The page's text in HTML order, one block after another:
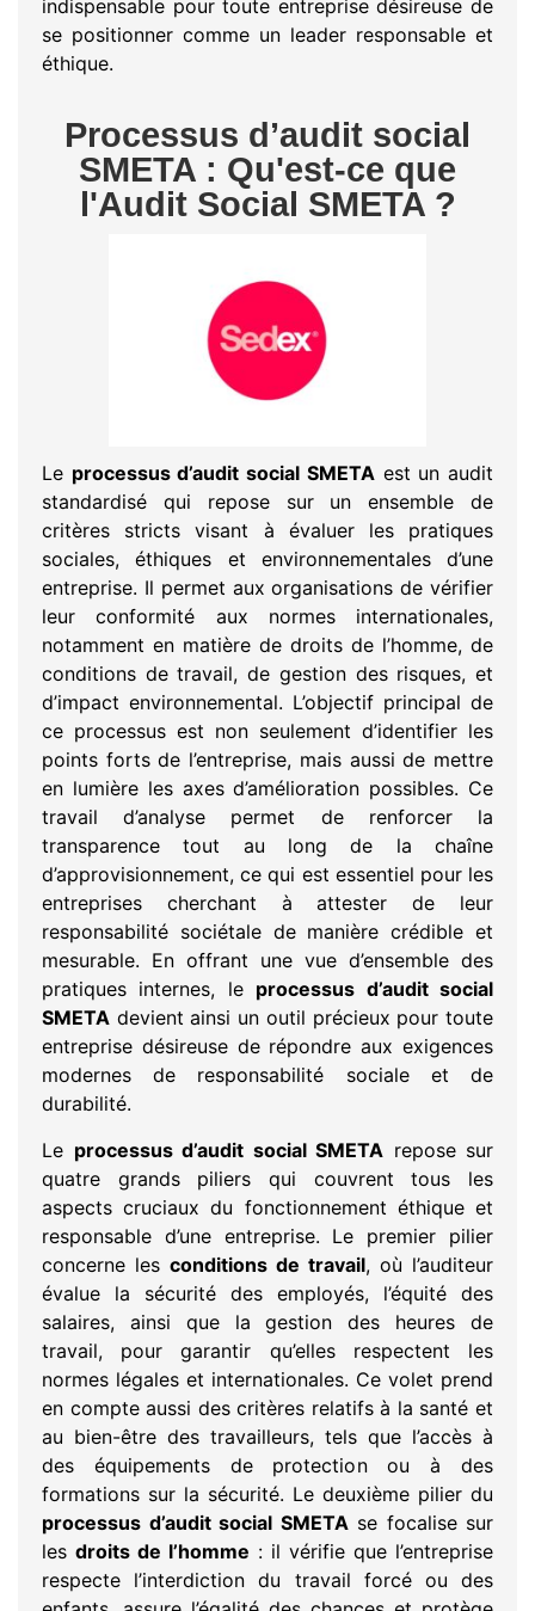
indispensable pour toute entreprise désireuse de
se positionner comme un leader responsable et
éthique.
Processus d’audit social
SMETA : Qu'est-ce que
l'Audit Social SMETA ?
Le processus d’audit social SMETAest un audit
standardisé qui repose sur un ensemble de
critères stricts visant à évaluer les pratiques
sociales, éthiques et environnementales d’une
entreprise. Il permet aux organisations de vérifier
leur conformité aux normes internationales,
notamment en matière de droits de l’homme, de
conditions de travail, de gestion des risques, et
d’impact environnemental. L’objectif principal de
ce processus est non seulement d’identifier les
points forts de l’entreprise, mais aussi de mettre
en lumière les axes d’amélioration possibles. Ce
travail d’analyse permet de renforcer la
transparence tout au long de la chaîne
d’approvisionnement, ce qui est essentiel pour les
entreprises cherchant à attester de leur
responsabilité sociétale de manière crédible et
mesurable. En offrant une vue d’ensemble des
pratiques internes, le processus d’audit social
SMETA devient ainsi un outil précieux pour toute
entreprise désireuse de répondre aux exigences
modernes de responsabilité sociale et de
durabilité.
Le processus d’audit social SMETA repose sur
quatre grands piliers qui couvrent tous les
aspects cruciaux du fonctionnement éthique et
responsable d’une entreprise. Le premier pilier
concerne les conditions de travail, où l’auditeur
évalue la sécurité des employés, l’équité des
salaires, ainsi que la gestion des heures de
travail, pour garantir qu’elles respectent les
normes légales et internationales. Ce volet prend
en compte aussi des critères relatifs à la santé et
au bien-être des travailleurs, tels que l’accès à
des équipements de protection ou à des
formations sur la sécurité. Le deuxième pilier du
processus d’audit social SMETA se focalise sur
les droits de l’homme : il vérifie que l’entreprise
respecte l’interdiction du travail forcé ou des